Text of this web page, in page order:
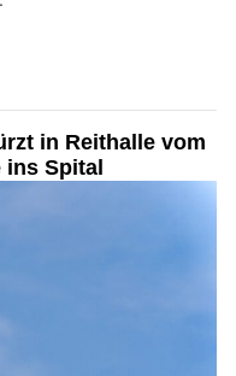
in Reithalle vom
Spital